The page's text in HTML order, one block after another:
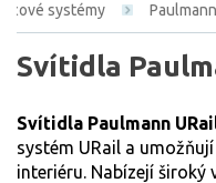
systémy
Svítidla
Svítidla Paulmann
systém URail a
interiéru. Nabízejí